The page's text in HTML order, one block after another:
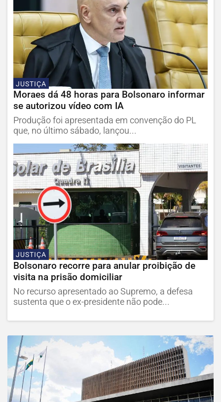
JUSTIÇA
Moraes dá 48 horas para Bolsonaro informar
se autorizou vídeo com IA
Produção foi apresentada em convenção do PL
que, no último sábado, lançou...
JUSTIÇA
Bolsonaro recorre para anular proibição de
visita na prisão domiciliar
No recurso apresentado ao Supremo, a defesa
sustenta que o ex-presidente não pode...